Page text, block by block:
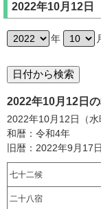
2022年10月12日
年
2022年10月12日
2022年10月12日（水
和暦：令和4年
旧暦：2022年9月17
七十二候
二十八宿